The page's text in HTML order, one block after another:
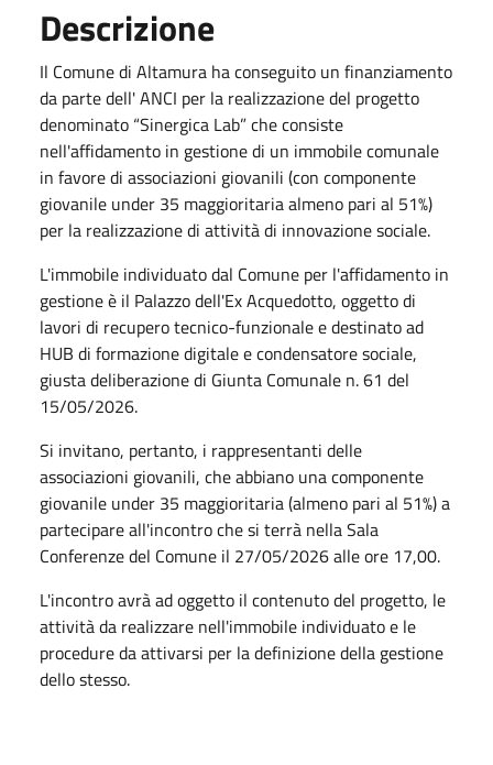
Descrizione
Il Comune di Altamura ha conseguito un finanziamento
da parte dell' ANCI per la realizzazione del progetto
denominato “Sinergica Lab” che consiste
nell'affidamento in gestione di un immobile comunale
in favore di associazioni giovanili (con componente
giovanile under 35 maggioritaria almeno pari al 51%)
per la realizzazione di attività di innovazione sociale.
L'immobile individuato dal Comune per l'affidamento in
gestione è il Palazzo dell'Ex Acquedotto, oggetto di
lavori di recupero tecnico-funzionale e destinato ad
HUB di formazione digitale e condensatore sociale,
giusta deliberazione di Giunta Comunale n. 61 del
15/05/2026.
Si invitano, pertanto, i rappresentanti delle
associazioni giovanili, che abbiano una componente
giovanile under 35 maggioritaria (almeno pari al 51%) a
partecipare all'incontro che si terrà nella Sala
Conferenze del Comune il 27/05/2026 alle ore 17,00.
L'incontro avrà ad oggetto il contenuto del progetto, le
attività da realizzare nell'immobile individuato e le
procedure da attivarsi per la definizione della gestione
dello stesso.